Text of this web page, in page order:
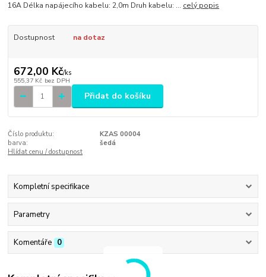
16A Délka napájecího kabelu: 2,0m Druh kabelu: ... celý popis
Dostupnost na dotaz
672,00 Kč/ks
555,37 Kč bez DPH
Přidat do košíku
Číslo produktu:
KZAS 00004
barva:
šedá
Hlídat cenu / dostupnost
Kompletní specifikace
Parametry
Komentáře 0